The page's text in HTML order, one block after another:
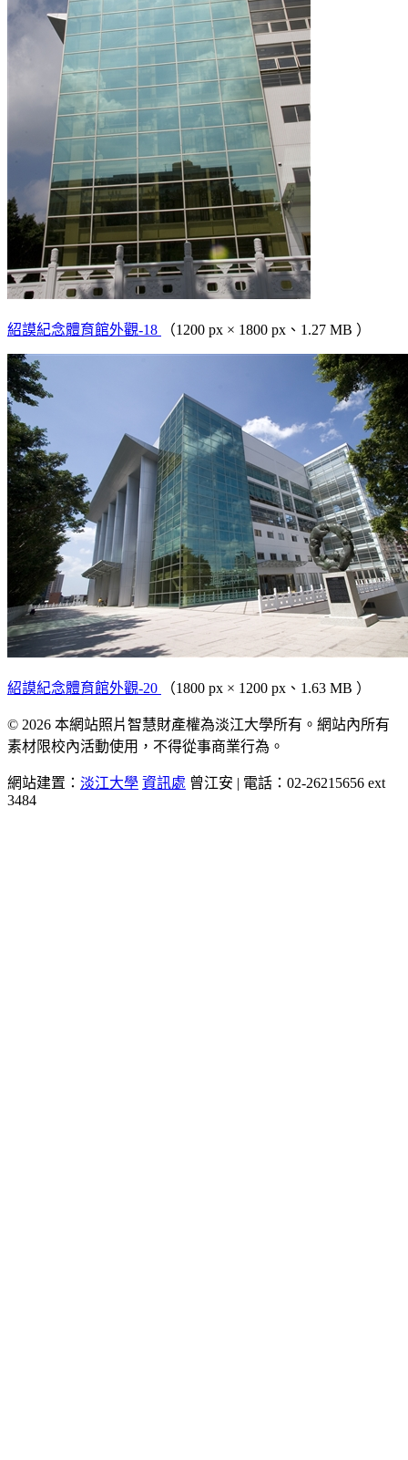
紹謨紀念體育館外觀-18 （1200 px × 1800 px、1.27 MB ）
紹謨紀念體育館外觀-20 （1800 px × 1200 px、1.63 MB ）
© 2026 本網站照片智慧財產權為淡江大學所有。網站內所有
素材限校內活動使用，不得從事商業行為。
網站建置： 淡江大學 資訊處 曾江安 | 電話：02-26215656 ext
3484